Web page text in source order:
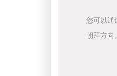
您可以通
朝拜方向。